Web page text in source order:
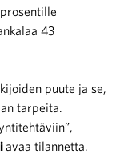
43
puute ja se,
tarpeita.
avaa tilannetta.